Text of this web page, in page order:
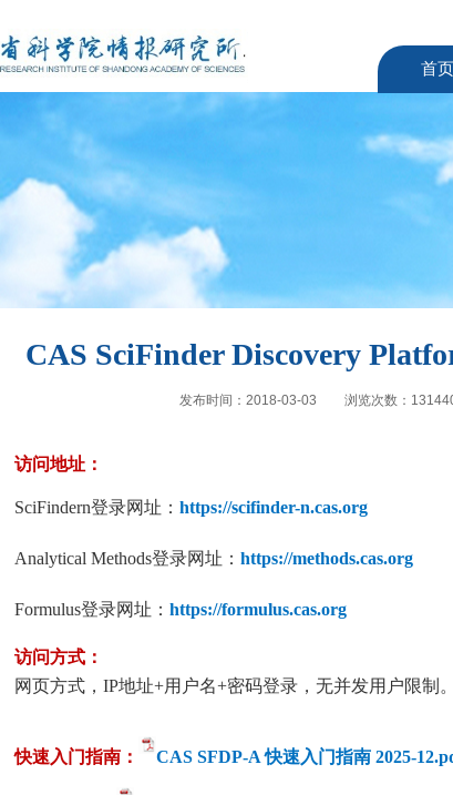
首页
CAS SciFinder Discovery
发布时间：2018-03-03 浏览次数：
访问地址：
SciFindern登录网址： https://scifinder-n.cas.org
Analytical Methods登录网址： https://methods.cas.org
Formulus登录网址： https://formulus.cas.org
访问方式：
网页方式，IP地址+用户名+密码登录，无并发用户限制。
快速入门指南： CAS SFDP-A 快速入门指南 2025-